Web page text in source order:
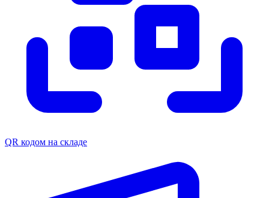
QR кодом на складе